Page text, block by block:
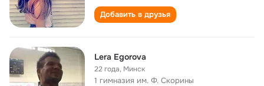
Добавить в друзья
Lera Egorova
22 года, Минск
1 гимназия им. Ф. Скорины